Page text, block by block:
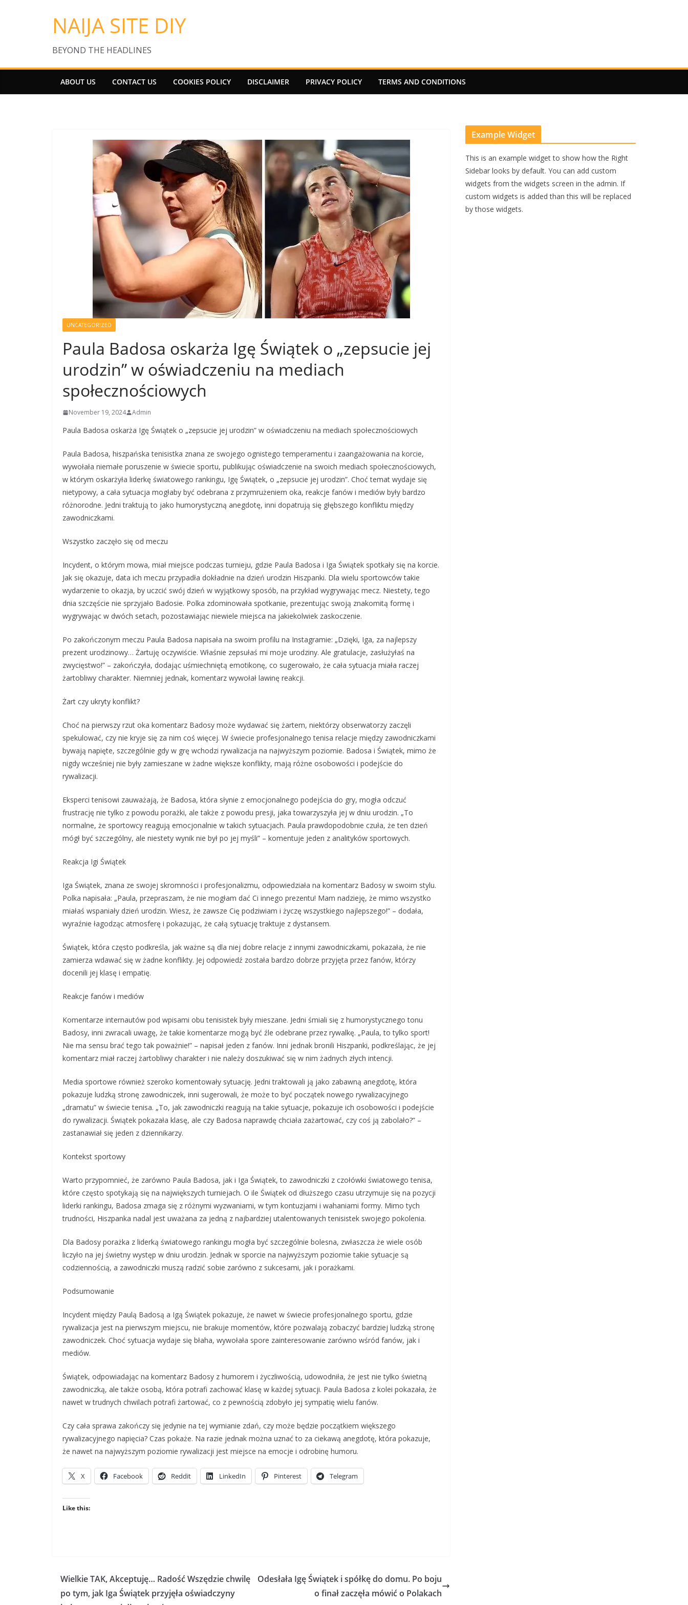
NAIJA SITE DIY
BEYOND THE HEADLINES
ABOUT US CONTACT US COOKIES POLICY DISCLAIMER PRIVACY POLICY TERMS AND CONDITIONS
UNCATEGORIZED
Paula Badosa oskarża Igę Świątek o „zepsucie jej
urodzin” w oświadczeniu na mediach
społecznościowych
November 19, 2024 Admin
Paula Badosa oskarża Igę Świątek o „zepsucie jej urodzin” w oświadczeniu na mediach społecznościowych
Paula Badosa, hiszpańska tenisistka znana ze swojego ognistego temperamentu i zaangażowania na korcie,
wywołała niemałe poruszenie w świecie sportu, publikując oświadczenie na swoich mediach społecznościowych,
w którym oskarżyła liderkę światowego rankingu, Igę Świątek, o „zepsucie jej urodzin”. Choć temat wydaje się
nietypowy, a cała sytuacja mogłaby być odebrana z przymrużeniem oka, reakcje fanów i mediów były bardzo
różnorodne. Jedni traktują to jako humorystyczną anegdotę, inni dopatrują się głębszego konfliktu między
zawodniczkami.
Wszystko zaczęło się od meczu
Incydent, o którym mowa, miał miejsce podczas turnieju, gdzie Paula Badosa i Iga Świątek spotkały się na korcie.
Jak się okazuje, data ich meczu przypadła dokładnie na dzień urodzin Hiszpanki. Dla wielu sportowców takie
wydarzenie to okazja, by uczcić swój dzień w wyjątkowy sposób, na przykład wygrywając mecz. Niestety, tego
dnia szczęście nie sprzyjało Badosie. Polka zdominowała spotkanie, prezentując swoją znakomitą formę i
wygrywając w dwóch setach, pozostawiając niewiele miejsca na jakiekolwiek zaskoczenie.
Po zakończonym meczu Paula Badosa napisała na swoim profilu na Instagramie: „Dzięki, Iga, za najlepszy
prezent urodzinowy… Żartuję oczywiście. Właśnie zepsułaś mi moje urodziny. Ale gratulacje, zasłużyłaś na
zwycięstwo!” – zakończyła, dodając uśmiechniętą emotikonę, co sugerowało, że cała sytuacja miała raczej
żartobliwy charakter. Niemniej jednak, komentarz wywołał lawinę reakcji.
Żart czy ukryty konflikt?
Choć na pierwszy rzut oka komentarz Badosy może wydawać się żartem, niektórzy obserwatorzy zaczęli
spekulować, czy nie kryje się za nim coś więcej. W świecie profesjonalnego tenisa relacje między zawodniczkami
bywają napięte, szczególnie gdy w grę wchodzi rywalizacja na najwyższym poziomie. Badosa i Świątek, mimo że
nigdy wcześniej nie były zamieszane w żadne większe konflikty, mają różne osobowości i podejście do
rywalizacji.
Eksperci tenisowi zauważają, że Badosa, która słynie z emocjonalnego podejścia do gry, mogła odczuć
frustrację nie tylko z powodu porażki, ale także z powodu presji, jaka towarzyszyła jej w dniu urodzin. „To
normalne, że sportowcy reagują emocjonalnie w takich sytuacjach. Paula prawdopodobnie czuła, że ten dzień
mógł być szczególny, ale niestety wynik nie był po jej myśli” – komentuje jeden z analityków sportowych.
Reakcja Igi Świątek
Iga Świątek, znana ze swojej skromności i profesjonalizmu, odpowiedziała na komentarz Badosy w swoim stylu.
Polka napisała: „Paula, przepraszam, że nie mogłam dać Ci innego prezentu! Mam nadzieję, że mimo wszystko
miałaś wspaniały dzień urodzin. Wiesz, że zawsze Cię podziwiam i życzę wszystkiego najlepszego!” – dodała,
wyraźnie łagodząc atmosferę i pokazując, że całą sytuację traktuje z dystansem.
Świątek, która często podkreśla, jak ważne są dla niej dobre relacje z innymi zawodniczkami, pokazała, że nie
zamierza wdawać się w żadne konflikty. Jej odpowiedź została bardzo dobrze przyjęta przez fanów, którzy
docenili jej klasę i empatię.
Reakcje fanów i mediów
Komentarze internautów pod wpisami obu tenisistek były mieszane. Jedni śmiali się z humorystycznego tonu
Badosy, inni zwracali uwagę, że takie komentarze mogą być źle odebrane przez rywalkę. „Paula, to tylko sport!
Nie ma sensu brać tego tak poważnie!” – napisał jeden z fanów. Inni jednak bronili Hiszpanki, podkreślając, że jej
komentarz miał raczej żartobliwy charakter i nie należy doszukiwać się w nim żadnych złych intencji.
Media sportowe również szeroko komentowały sytuację. Jedni traktowali ją jako zabawną anegdotę, która
pokazuje ludzką stronę zawodniczek, inni sugerowali, że może to być początek nowego rywalizacyjnego
„dramatu” w świecie tenisa. „To, jak zawodniczki reagują na takie sytuacje, pokazuje ich osobowości i podejście
do rywalizacji. Świątek pokazała klasę, ale czy Badosa naprawdę chciała zażartować, czy coś ją zabolało?” –
zastanawiał się jeden z dziennikarzy.
Kontekst sportowy
Warto przypomnieć, że zarówno Paula Badosa, jak i Iga Świątek, to zawodniczki z czołówki światowego tenisa,
które często spotykają się na największych turniejach. O ile Świątek od dłuższego czasu utrzymuje się na pozycji
liderki rankingu, Badosa zmaga się z różnymi wyzwaniami, w tym kontuzjami i wahaniami formy. Mimo tych
trudności, Hiszpanka nadal jest uważana za jedną z najbardziej utalentowanych tenisistek swojego pokolenia.
Dla Badosy porażka z liderką światowego rankingu mogła być szczególnie bolesna, zwłaszcza że wiele osób
liczyło na jej świetny występ w dniu urodzin. Jednak w sporcie na najwyższym poziomie takie sytuacje są
codziennością, a zawodniczki muszą radzić sobie zarówno z sukcesami, jak i porażkami.
Podsumowanie
Incydent między Paulą Badosą a Igą Świątek pokazuje, że nawet w świecie profesjonalnego sportu, gdzie
rywalizacja jest na pierwszym miejscu, nie brakuje momentów, które pozwalają zobaczyć bardziej ludzką stronę
zawodniczek. Choć sytuacja wydaje się błaha, wywołała spore zainteresowanie zarówno wśród fanów, jak i
mediów.
Świątek, odpowiadając na komentarz Badosy z humorem i życzliwością, udowodniła, że jest nie tylko świetną
zawodniczką, ale także osobą, która potrafi zachować klasę w każdej sytuacji. Paula Badosa z kolei pokazała, że
nawet w trudnych chwilach potrafi żartować, co z pewnością zdobyło jej sympatię wielu fanów.
Czy cała sprawa zakończy się jedynie na tej wymianie zdań, czy może będzie początkiem większego
rywalizacyjnego napięcia? Czas pokaże. Na razie jednak można uznać to za ciekawą anegdotę, która pokazuje,
że nawet na najwyższym poziomie rywalizacji jest miejsce na emocje i odrobinę humoru.
X Facebook Reddit LinkedIn Pinterest Telegram
Like this:
Wielkie TAK, Akceptuję… Radość Wszędzie chwilę
po tym, jak Iga Świątek przyjęła oświadczyny
Odesłała Igę Świątek i spółkę do domu. Po boju
o finał zaczęła mówić o Polakach
Example Widget
This is an example widget to show how the Right
Sidebar looks by default. You can add custom
widgets from the widgets screen in the admin. If
custom widgets is added than this will be replaced
by those widgets.